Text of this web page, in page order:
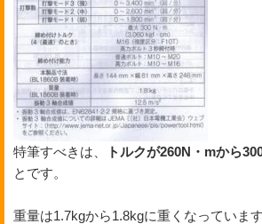
特筆すべきは、 トルクが260N・mから
とです。
重量は1.7kgから1.8kgに重くなっています